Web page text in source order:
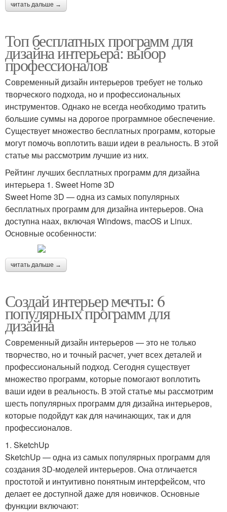
читать дальше →
Топ бесплатных программ для
дизайна интерьера: выбор
профессионалов
Современный дизайн интерьеров требует не только
творческого подхода, но и профессиональных
инструментов. Однако не всегда необходимо тратить
большие суммы на дорогое программное обеспечение.
Существует множество бесплатных программ, которые
могут помочь воплотить ваши идеи в реальность. В этой
статье мы рассмотрим лучшие из них.
Рейтинг лучших бесплатных программ для дизайна
интерьера 1. Sweet Home 3D
Sweet Home 3D — одна из самых популярных
бесплатных программ для дизайна интерьеров. Она
доступна наах, включая Windows, macOS и Linux.
Основные особенности:
читать дальше →
Создай интерьер мечты: 6
популярных программ для
дизайна
Современный дизайн интерьеров — это не только
творчество, но и точный расчет, учет всех деталей и
профессиональный подход. Сегодня существует
множество программ, которые помогают воплотить
ваши идеи в реальность. В этой статье мы рассмотрим
шесть популярных программ для дизайна интерьеров,
которые подойдут как для начинающих, так и для
профессионалов.
1. SketchUp
SketchUp — одна из самых популярных программ для
создания 3D-моделей интерьеров. Она отличается
простотой и интуитивно понятным интерфейсом, что
делает ее доступной даже для новичков. Основные
функции включают: